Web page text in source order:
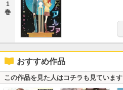
1
巻
おすすめ作品
この作品を見た人はコチラも見ています